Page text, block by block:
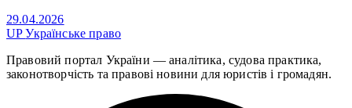
29.04.2026
UPУкраїнське право
Правовий портал України — аналітика, судова практика,
законотворчість та правові новини для юристів і громадян.